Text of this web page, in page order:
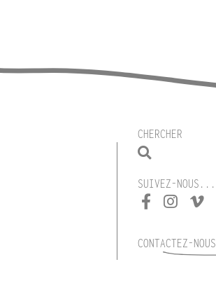
CHERCHER
SUIVEZ-NOUS...
CONTACTEZ-NOUS